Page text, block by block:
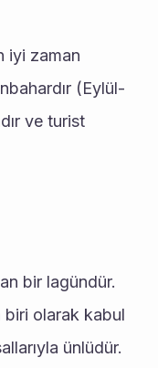
iyi zaman
(Eylül-
ve turist
biri olarak kabul
ünlüdür.